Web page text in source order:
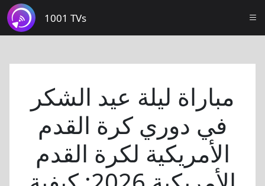
1001 TVs
مباراة ليلة عيد الشكر
في دوري كرة القدم
الأمريكية لكرة القدم